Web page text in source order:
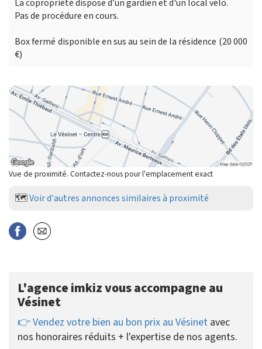
La copropriété dispose d’un gardien et d'un local vélo.
Pas de procédure en cours.
Box fermé disponible en sus au sein de la résidence (20 000
€)
Vue de proximité. Contactez-nous pour l'emplacement exact
🗺️Voir d'autres annonces similaires à proximité
L'agence imkiz vous accompagne au
Vésinet
👉 Vendez votre bien au bon prix au Vésinet avec
nos honoraires réduits + l'expertise de nos agents.